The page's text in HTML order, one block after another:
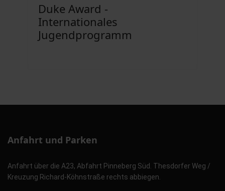
Duke Award -
Internationales
Jugendprogramm
Anfahrt und Parken
Anfahrt über die A23, Abfahrt Pinneberg Süd. Thesdorfer Weg /
Kreuzung Richard-Köhnstraße rechts abbiegen.